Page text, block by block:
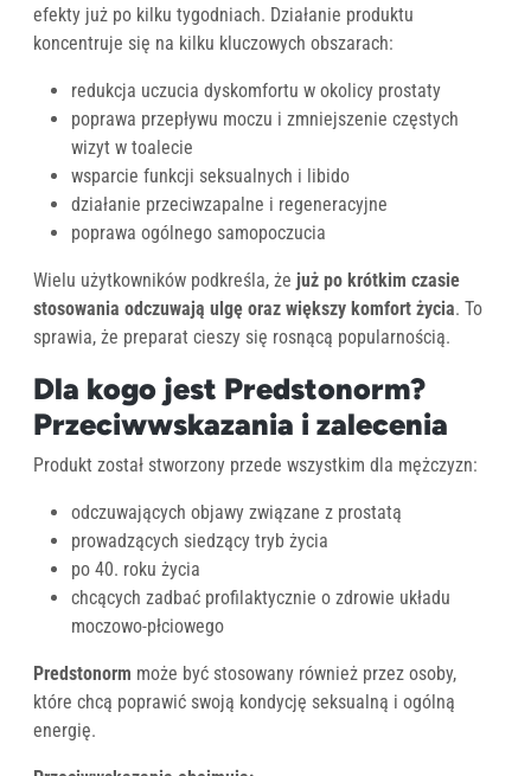
efekty już po kilku tygodniach. Działanie produktu
koncentruje się na kilku kluczowych obszarach:
redukcja uczucia dyskomfortu w okolicy prostaty
poprawa przepływu moczu i zmniejszenie częstych
wizyt w toalecie
wsparcie funkcji seksualnych i libido
działanie przeciwzapalne i regeneracyjne
poprawa ogólnego samopoczucia
Wielu użytkowników podkreśla, że już po krótkim czasie
stosowania odczuwają ulgę oraz większy komfort życia. To
sprawia, że preparat cieszy się rosnącą popularnością.
Dla kogo jest Predstonorm?
Przeciwwskazania i zalecenia
Produkt został stworzony przede wszystkim dla mężczyzn:
odczuwających objawy związane z prostatą
prowadzących siedzący tryb życia
po 40. roku życia
chcących zadbać profilaktycznie o zdrowie układu
moczowo-płciowego
Predstonorm może być stosowany również przez osoby,
które chcą poprawić swoją kondycję seksualną i ogólną
energię.